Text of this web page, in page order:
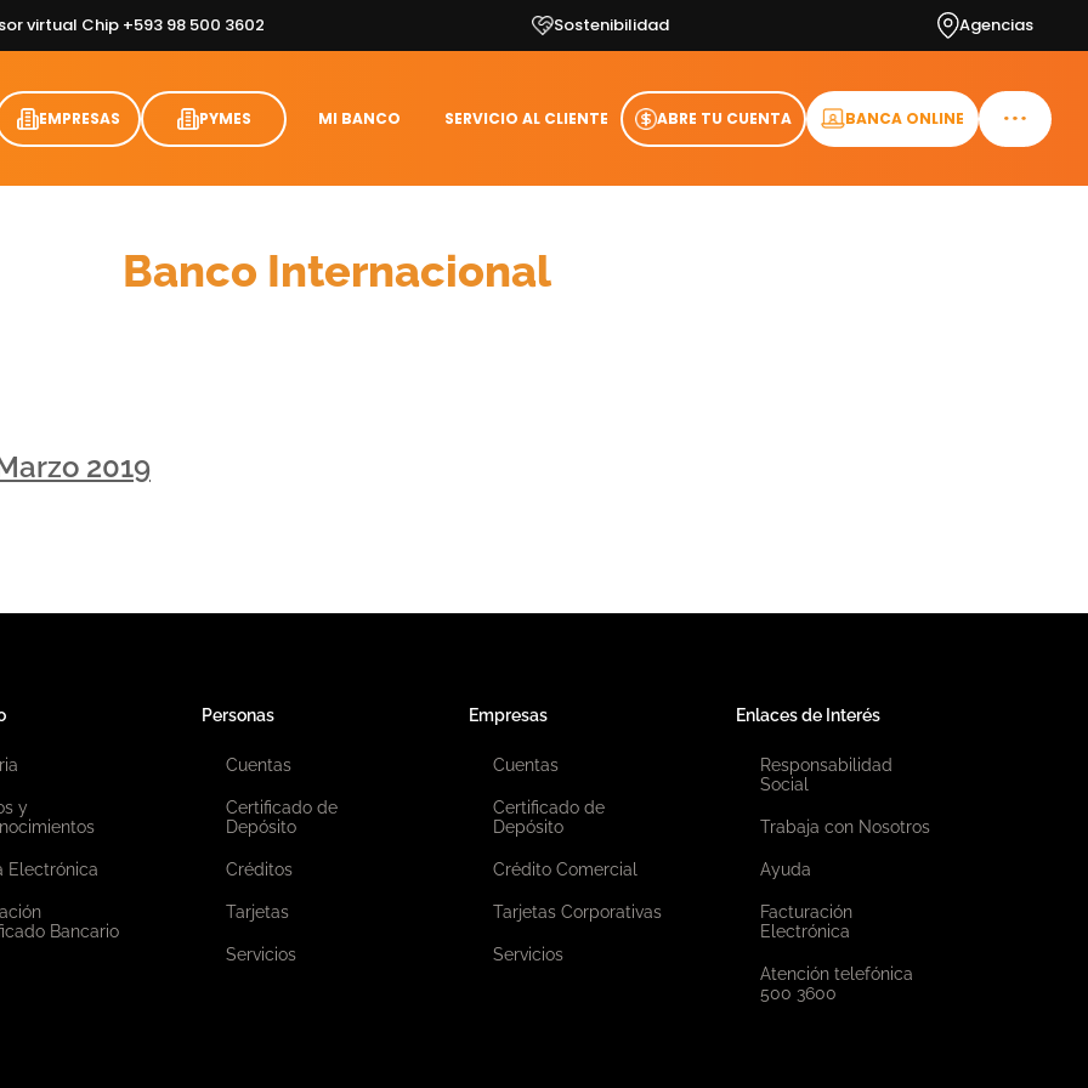
virtual Chip +593 98 500 3602 Sostenibilidad Agencias
EMPRESAS PYMES MI BANCO SERVICIO AL CLIENTE ABRE TU CUENTA BANCA ONLINE
Banco Internacional
2019
y
Electrónica
Bancario
Personas
Cuentas
Certificado de
Depósito
Créditos
Tarjetas
Servicios
Empresas
Cuentas
Certificado de
Depósito
Crédito Comercial
Tarjetas Corporativas
Servicios
Enlaces de Interés
Responsabilidad
Social
Trabaja con Nosotros
Ayuda
Facturación
Electrónica
Atención telefónica
500 3600